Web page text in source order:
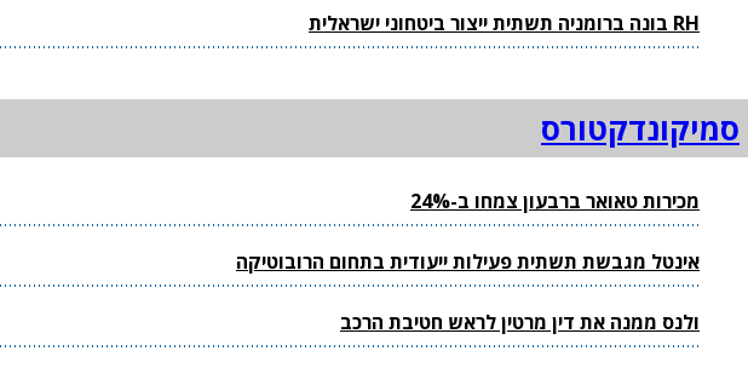
RH בונה ברומניה תשתית ייצור ביטחוני ישראלית
סמיקונדקטורס
מכירות טאואר ברבעון צמחו ב-24%
אינטל מגבשת תשתית פעילות ייעודית בתחום הרובוטיקה
ולנס ממנה את דין מרטין לראש חטיבת הרכב